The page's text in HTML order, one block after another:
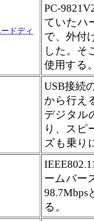
ドディ
PC-
ていたハ
で、外付
した。そ
使用する
USB接続
から行え
デジタル
り、スピ
ズも乗り
ームバー
る。